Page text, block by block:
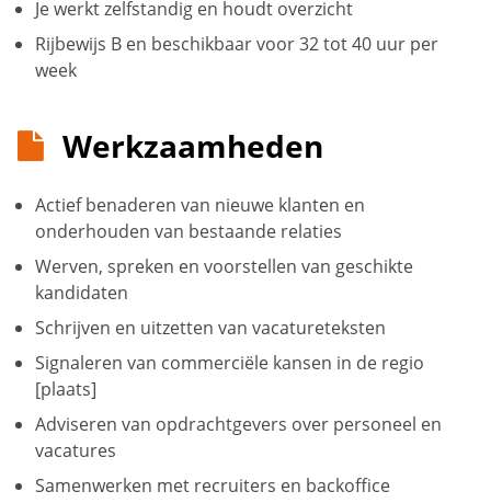
Je werkt zelfstandig en houdt overzicht
Rijbewijs B en beschikbaar voor 32 tot 40 uur per
week
Werkzaamheden
Actief benaderen van nieuwe klanten en
onderhouden van bestaande relaties
Werven, spreken en voorstellen van geschikte
kandidaten
Schrijven en uitzetten van vacatureteksten
Signaleren van commerciële kansen in de regio
[plaats]
Adviseren van opdrachtgevers over personeel en
vacatures
Samenwerken met recruiters en backoffice